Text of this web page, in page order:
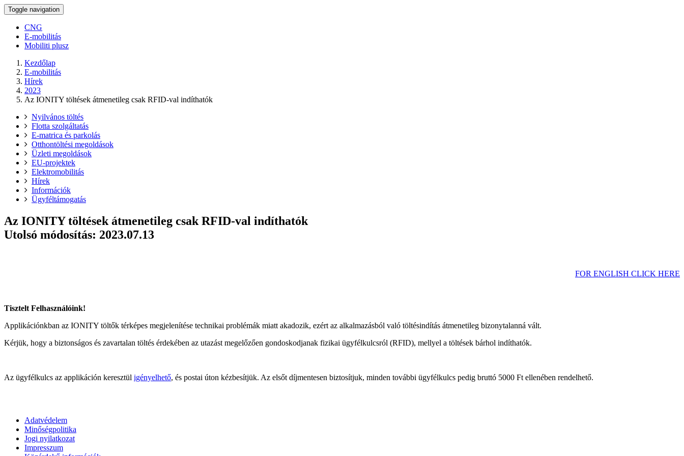
Toggle navigation
CNG
E-mobilitás
Mobiliti plusz
Kezdőlap
E-mobilitás
Hírek
2023
Az IONITY töltések átmenetileg csak RFID-val indíthatók
Nyilvános töltés
Flotta szolgáltatás
E-matrica és parkolás
Otthontöltési megoldások
Üzleti megoldások
EU-projektek
Elektromobilitás
Hírek
Információk
Ügyféltámogatás
Az IONITY töltések átmenetileg csak RFID-val indíthatók
Utolsó módosítás: 2023.07.13
FOR ENGLISH CLICK HERE
Tisztelt Felhasználóink!
Applikációnkban az IONITY töltők térképes megjelenítése technikai problémák miatt akadozik, ezért az alkalmazásból való töltésindítás átmenetileg bizonytalanná vált.
Kérjük, hogy a biztonságos és zavartalan töltés érdekében az utazást megelőzően gondoskodjanak fizikai ügyfélkulcsról (RFID), mellyel a töltések bárhol indíthatók.
Az ügyfélkulcs az applikáción keresztül igényelhető, és postai úton kézbesítjük. Az elsőt díjmentesen biztosítjuk, minden további ügyfélkulcs pedig bruttó 5000 Ft ellenében rendelhető.
Adatvédelem
Minőségpolitika
Jogi nyilatkozat
Impresszum